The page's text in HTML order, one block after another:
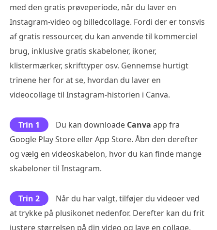
med den gratis prøveperiode, når du laver en
Instagram-video og billedcollage. Fordi der er tonsvis
af gratis ressourcer, du kan anvende til kommerciel
brug, inklusive gratis skabeloner, ikoner,
klistermærker, skrifttyper osv. Gennemse hurtigt
trinene her for at se, hvordan du laver en
videocollage til Instagram-historien i Canva.
Trin 1 Du kan downloade Canva app fra
Google Play Store eller App Store. Åbn den derefter
og vælg en videoskabelon, hvor du kan finde mange
skabeloner til Instagram.
Trin 2
Når du har valgt, tilføjer du videoer ved
at trykke på plusikonet nedenfor. Derefter kan du frit
justere størrelsen på din video og lave en collage.